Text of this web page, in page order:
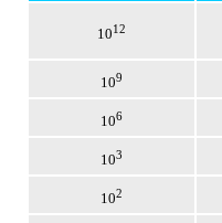
1012
109
106
103
102